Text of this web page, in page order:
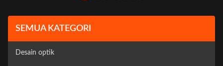
SEMUA KATEGORI
Desain optik